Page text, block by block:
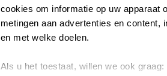
cookies om informatie op uw apparaat
metingen aan advertenties en
en met welke doelen.
Als u het toestaat, willen we ook graag: